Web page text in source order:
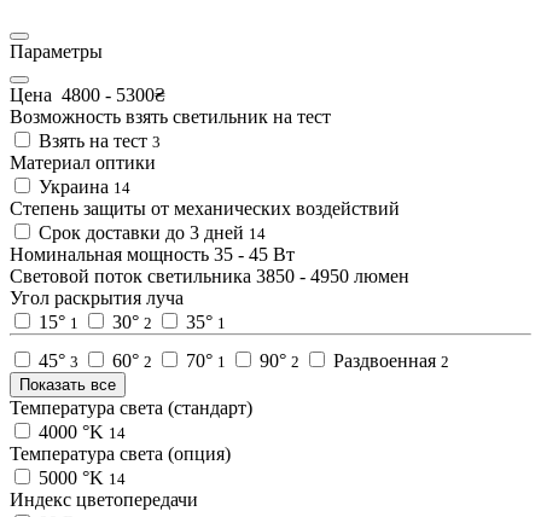
Параметры
Цена 4800 - 5300₴
Возможность взять светильник на тест
Взять на тест 3
Материал оптики
Украина 14
Степень защиты от механических воздействий
Срок доставки до 3 дней 14
Номинальная мощность 35 - 45 Вт
Световой поток светильника 3850 - 4950 люмен
Угол раскрытия луча
15° 1 30° 2 35° 1
45° 3 60° 2 70° 1 90° 2 Раздвоенная 2
Показать все
Температура света (стандарт)
4000 °K 14
Температура света (опция)
5000 °K 14
Индекс цветопередачи